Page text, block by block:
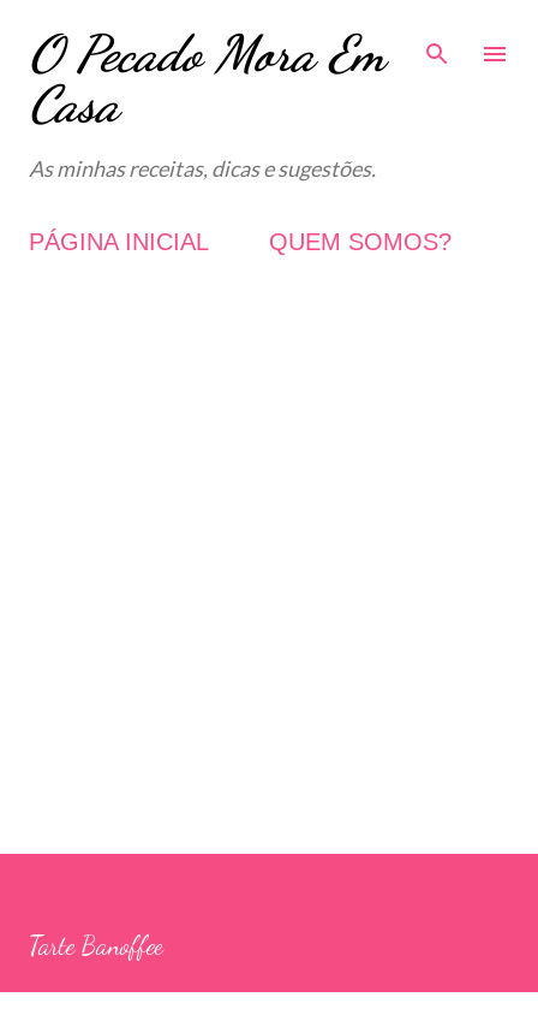
Avançar para o conteúdo principal
O Pecado Mora Em
Casa
As minhas receitas, dicas e sugestões.
PÁGINA INICIAL QUEM SOMOS?
Tarte Banoffee